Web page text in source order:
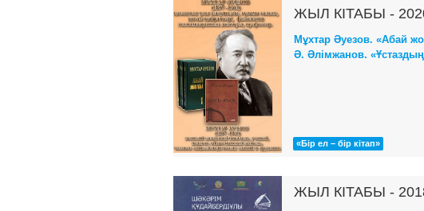
ЖЫЛ КІТАБЫ -
Мұхтар Әуезов. «Абай
Ә. Әлімжанов.
«Бір ел – бір кітап»
ЖЫЛ КІТАБЫ -